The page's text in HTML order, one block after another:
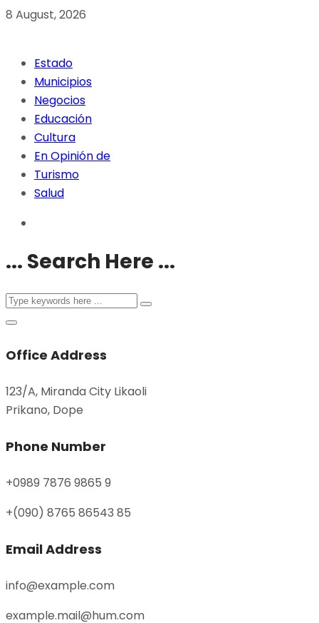
8 August, 2026
Estado
Municipios
Negocios
Educación
Cultura
En Opinión de
Turismo
Salud
... Search Here ...
Office Address
123/A, Miranda City Likaoli
Prikano, Dope
Phone Number
+0989 7876 9865 9
+(090) 8765 86543 85
Email Address
info@example.com
example.mail@hum.com